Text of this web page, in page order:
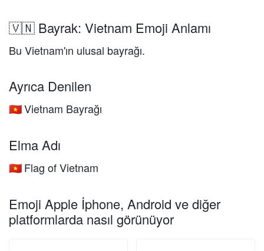
🇻🇳 Bayrak: Vietnam Emoji Anlamı
Bu Vietnam'ın ulusal bayrağı.
Ayrıca Denilen
🇻🇳Vietnam Bayrağı
Elma Adı
🇻🇳 Flag of Vietnam
Emoji Apple İphone, Android ve diğer
platformlarda nasıl görünüyor